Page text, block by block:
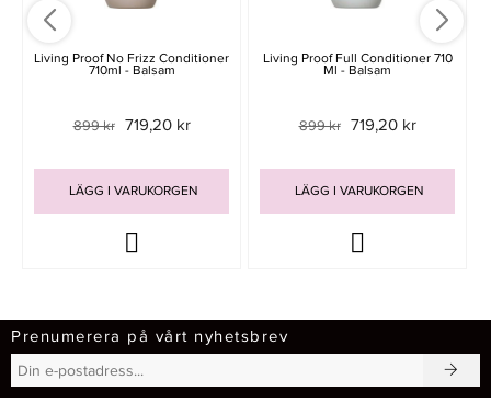
Living Proof No Frizz Conditioner
710ml - Balsam
899 kr 719,20 kr
LÄGG I VARUKORGEN
Living Proof Full Conditioner 710
Ml - Balsam
899 kr 719,20 kr
LÄGG I VARUKORGEN
Prenumerera på vårt nyhetsbrev